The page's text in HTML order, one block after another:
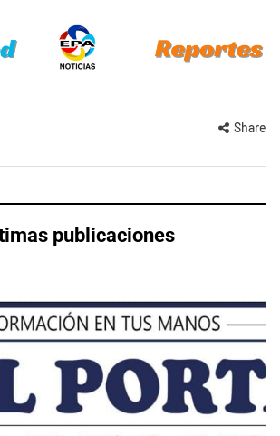
Share
publicaciones